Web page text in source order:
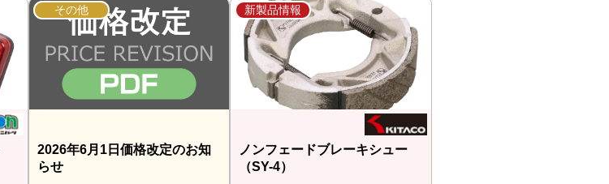
その他
2026年6月1日価格改定のお知
らせ
新製品情報
ノンフェードブレーキシュー
（SY-4）